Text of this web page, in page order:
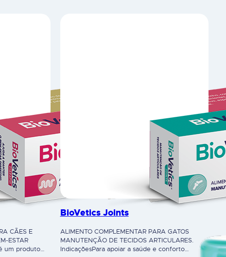
CÃES E
ESTAR
um produto
BioVetics Joints
ALIMENTO COMPLEMENTAR PARA GATOS
MANUTENÇÃO DE TECIDOS ARTICULARES.
IndicaçõesPara apoiar a saúde e conforto